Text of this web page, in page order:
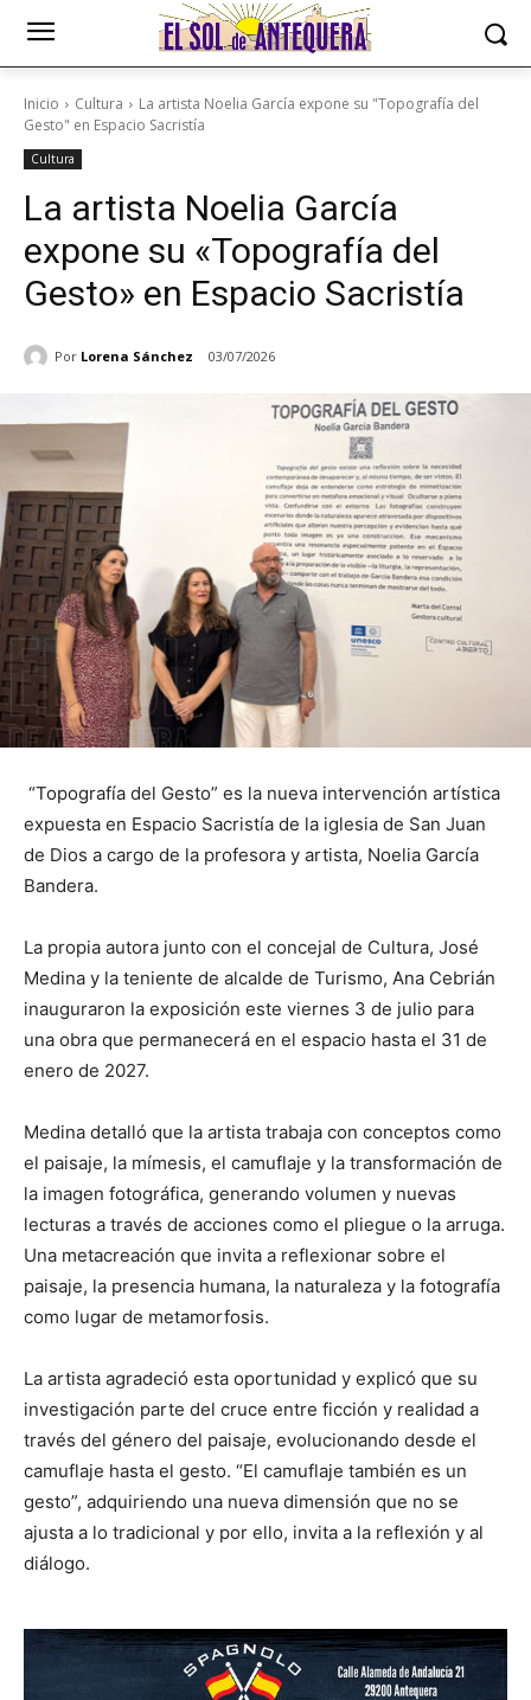
Inicio Cultura
La artista Noelia García expone su "Topografía del
Gesto" en Espacio Sacristía
Cultura
La artista Noelia García
expone su «Topografía del
Gesto» en Espacio Sacristía
Por Lorena Sánchez 03/07/2026
“Topografía del Gesto” es la nueva intervención artística
expuesta en Espacio Sacristía de la iglesia de San Juan
de Dios a cargo de la profesora y artista, Noelia García
Bandera.
La propia autora junto con el concejal de Cultura, José
Medina y la teniente de alcalde de Turismo, Ana Cebrián
inauguraron la exposición este viernes 3 de julio para
una obra que permanecerá en el espacio hasta el 31 de
enero de 2027.
Medina detalló que la artista trabaja con conceptos como
el paisaje, la mímesis, el camuflaje y la transformación de
la imagen fotográfica, generando volumen y nuevas
lecturas a través de acciones como el pliegue o la arruga.
Una metacreación que invita a reflexionar sobre el
paisaje, la presencia humana, la naturaleza y la fotografía
como lugar de metamorfosis.
La artista agradeció esta oportunidad y explicó que su
investigación parte del cruce entre ficción y realidad a
través del género del paisaje, evolucionando desde el
camuflaje hasta el gesto. “El camuflaje también es un
gesto”, adquiriendo una nueva dimensión que no se
ajusta a lo tradicional y por ello, invita a la reflexión y al
diálogo.